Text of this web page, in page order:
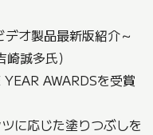
オ製品最新版紹介～
誠多氏）
AWARDSを受賞
に応じた塗りつぶしを